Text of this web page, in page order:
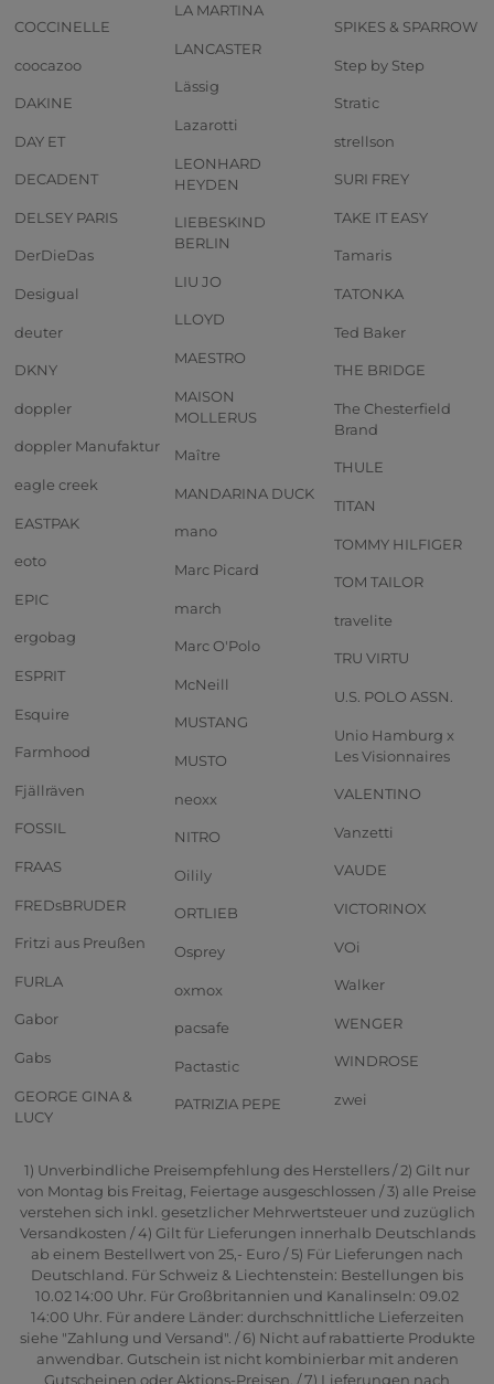
COCCINELLE
coocazoo
DAKINE
DAY ET
DECADENT
DELSEY PARIS
DerDieDas
Desigual
deuter
DKNY
doppler
doppler Manufaktur
eagle creek
EASTPAK
eoto
EPIC
ergobag
ESPRIT
Esquire
Farmhood
Fjällräven
FOSSIL
FRAAS
FREDsBRUDER
Fritzi aus Preußen
FURLA
Gabor
Gabs
GEORGE GINA &
LUCY
LA MARTINA
LANCASTER
Lässig
Lazarotti
LEONHARD
HEYDEN
LIEBESKIND
BERLIN
LIU JO
LLOYD
MAESTRO
MAISON
MOLLERUS
Maître
MANDARINA DUCK
mano
Marc Picard
march
Marc O'Polo
McNeill
MUSTANG
MUSTO
neoxx
NITRO
Oilily
ORTLIEB
Osprey
oxmox
pacsafe
Pactastic
PATRIZIA PEPE
SPIKES & SPARROW
Step by Step
Stratic
strellson
SURI FREY
TAKE IT EASY
Tamaris
TATONKA
Ted Baker
THE BRIDGE
The Chesterfield
Brand
THULE
TITAN
TOMMY HILFIGER
TOM TAILOR
travelite
TRU VIRTU
U.S. POLO ASSN.
Unio Hamburg x
Les Visionnaires
VALENTINO
Vanzetti
VAUDE
VICTORINOX
VOi
Walker
WENGER
WINDROSE
zwei
1) Unverbindliche Preisempfehlung des Herstellers / 2) Gilt nur
von Montag bis Freitag, Feiertage ausgeschlossen / 3) alle Preise
verstehen sich inkl. gesetzlicher Mehrwertsteuer und zuzüglich
Versandkosten / 4) Gilt für Lieferungen innerhalb Deutschlands
ab einem Bestellwert von 25,- Euro / 5) Für Lieferungen nach
Deutschland. Für Schweiz & Liechtenstein: Bestellungen bis
10.02 14:00 Uhr. Für Großbritannien und Kanalinseln: 09.02
14:00 Uhr. Für andere Länder: durchschnittliche Lieferzeiten
siehe "Zahlung und Versand". / 6) Nicht auf rabattierte Produkte
anwendbar. Gutschein ist nicht kombinierbar mit anderen
Gutscheinen oder Aktions-Preisen. / 7) Lieferungen nach